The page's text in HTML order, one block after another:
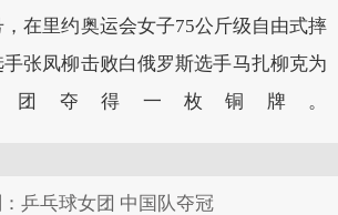
里约奥运会女子75公斤级自由式摔
张凤柳击败白俄罗斯选手马扎柳克为
团夺得一枚铜牌。
乒乓球女团 中国队夺冠